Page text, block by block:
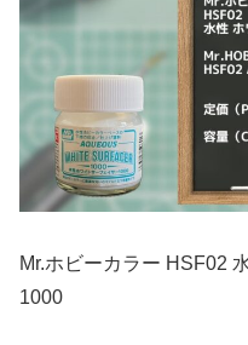
Mr.ホビーカラー HSF02
1000